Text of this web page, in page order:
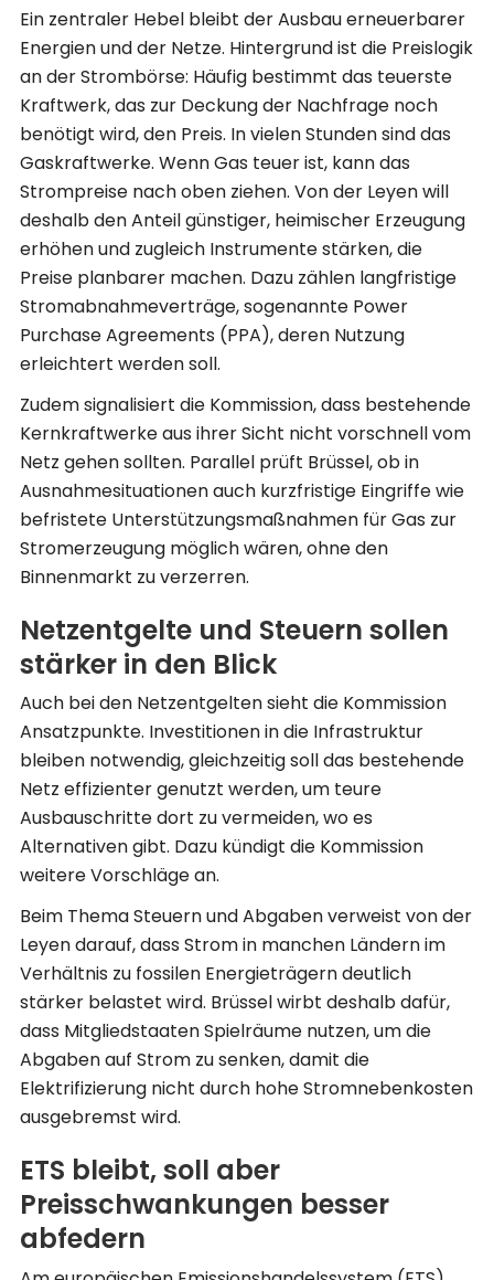
Ein zentraler Hebel bleibt der Ausbau erneuerbarer
Energien und der Netze. Hintergrund ist die Preislogik
an der Strombörse: Häufig bestimmt das teuerste
Kraftwerk, das zur Deckung der Nachfrage noch
benötigt wird, den Preis. In vielen Stunden sind das
Gaskraftwerke. Wenn Gas teuer ist, kann das
Strompreise nach oben ziehen. Von der Leyen will
deshalb den Anteil günstiger, heimischer Erzeugung
erhöhen und zugleich Instrumente stärken, die
Preise planbarer machen. Dazu zählen langfristige
Stromabnahmeverträge, sogenannte Power
Purchase Agreements (PPA), deren Nutzung
erleichtert werden soll.
Zudem signalisiert die Kommission, dass bestehende
Kernkraftwerke aus ihrer Sicht nicht vorschnell vom
Netz gehen sollten. Parallel prüft Brüssel, ob in
Ausnahmesituationen auch kurzfristige Eingriffe wie
befristete Unterstützungsmaßnahmen für Gas zur
Stromerzeugung möglich wären, ohne den
Binnenmarkt zu verzerren.
Netzentgelte und Steuern sollen
stärker in den Blick
Auch bei den Netzentgelten sieht die Kommission
Ansatzpunkte. Investitionen in die Infrastruktur
bleiben notwendig, gleichzeitig soll das bestehende
Netz effizienter genutzt werden, um teure
Ausbauschritte dort zu vermeiden, wo es
Alternativen gibt. Dazu kündigt die Kommission
weitere Vorschläge an.
Beim Thema Steuern und Abgaben verweist von der
Leyen darauf, dass Strom in manchen Ländern im
Verhältnis zu fossilen Energieträgern deutlich
stärker belastet wird. Brüssel wirbt deshalb dafür,
dass Mitgliedstaaten Spielräume nutzen, um die
Abgaben auf Strom zu senken, damit die
Elektrifizierung nicht durch hohe Stromnebenkosten
ausgebremst wird.
ETS bleibt, soll aber
Preisschwankungen besser
abfedern